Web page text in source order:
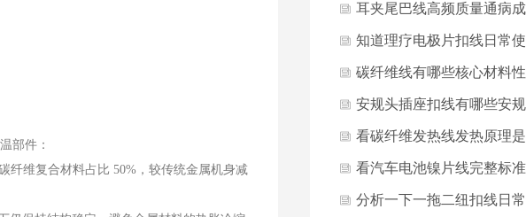
部件：
纤维复合材料占比 50%，较传统金属机身减
需要做哪些维护保养吗？
耳夹尾巴线高频质量通病成
因与改善方案是什么？
知道理疗电极片扣线‌日常使
用与保养规范有哪些吗？
碳纤维线有哪些核心材料性
能指标？
安规头插座扣线有哪些安规
合规硬性标准？
看碳纤维发热线发热原理是
什么？
看汽车电池镍片线完整标准
化生产工艺流程是什么？
分析一下一拖二纽扣线日常